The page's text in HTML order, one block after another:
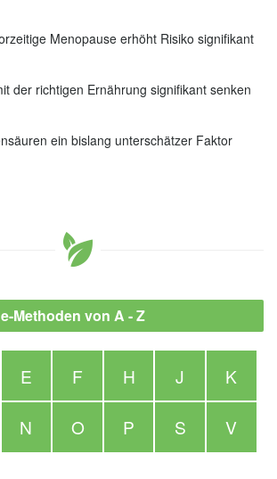
Menopause erhöht Risiko signifikant
der richtigen Ernährung signifikant senken
ein bislang unterschätzer Faktor
Methoden von A - Z
E F H J K
N O P S V